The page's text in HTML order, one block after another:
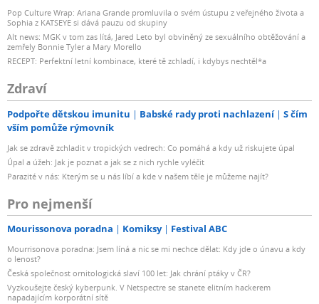
Pop Culture Wrap: Ariana Grande promluvila o svém ústupu z veřejného života a
Sophia z KATSEYE si dává pauzu od skupiny
Alt news: MGK v tom zas lítá, Jared Leto byl obviněný ze sexuálního obtěžování a
zemřely Bonnie Tyler a Mary Morello
RECEPT: Perfektní letní kombinace, které tě zchladí, i kdybys nechtěl*a
Zdraví
Podpořte dětskou imunitu Babské rady proti nachlazení
S čím
vším pomůže rýmovník
Jak se zdravě zchladit v tropických vedrech: Co pomáhá a kdy už riskujete úpal
Úpal a úžeh: Jak je poznat a jak se z nich rychle vyléčit
Parazité v nás: Kterým se u nás líbí a kde v našem těle je můžeme najít?
Pro nejmenší
Mourissonova poradna Komiksy Festival ABC
Mourrisonova poradna: Jsem líná a nic se mi nechce dělat: Kdy jde o únavu a kdy
o lenost?
Česká společnost ornitologická slaví 100 let: Jak chrání ptáky v ČR?
Vyzkoušejte český kyberpunk. V Netspectre se stanete elitním hackerem
napadajícím korporátní sítě